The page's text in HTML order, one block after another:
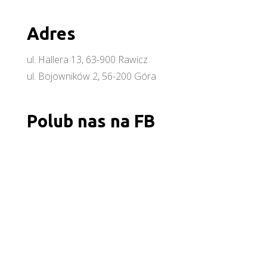
Adres
ul. Hallera 13, 63-900 Rawicz
ul. Bojowników 2, 56-200 Góra
Polub nas na FB